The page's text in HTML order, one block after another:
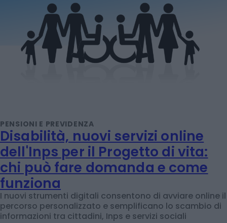
PENSIONI E PREVIDENZA
Disabilità, nuovi servizi online
dell'Inps per il Progetto di vita:
chi può fare domanda e come
funziona
I nuovi strumenti digitali consentono di avviare online il
percorso personalizzato e semplificano lo scambio di
informazioni tra cittadini, Inps e servizi sociali